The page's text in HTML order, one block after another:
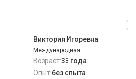
Виктория Игоревна
Международная
Возраст:33 года
Опыт:без опыта